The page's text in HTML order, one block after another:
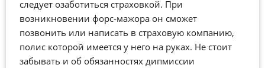
следует озаботиться страховкой. При
возникновении форс-мажора он сможет
позвонить или написать в страховую компанию,
полис которой имеется у него на руках. Не стоит
забывать и об обязанностях дипмиссии